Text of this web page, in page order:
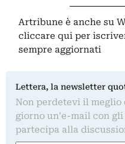
Artribune è anche su
cliccare qui per
sempre aggiornati
Lettera, la newsletter
Non perdetevi il
giorno un'e-mail con
partecipa alla